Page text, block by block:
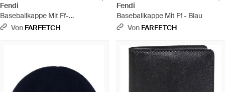
Fendi
Baseballkappe Mit Ff-
Jacquardbesatz - Schwarz
Von FARFETCH
Fendi
Baseballkappe Mit Ff - Blau
Von FARFETCH